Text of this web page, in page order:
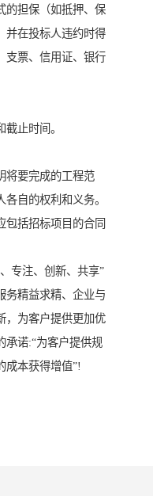
的担保（如抵押、保
并在投标人违约时得
支票、信用证、银行
止时间。
将要完成的工程范
自的权利和义务。
包括招标项目的合同
专注、创新、共享”
务精益求精、企业与
，为客户提供更加优
承诺:“为客户提供规
成本获得增值”!